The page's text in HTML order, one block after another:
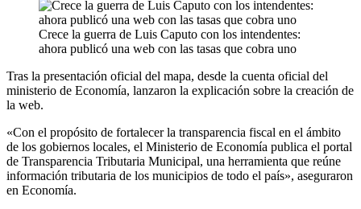
Crece la guerra de Luis Caputo con los intendentes:
ahora publicó una web con las tasas que cobra uno
Tras la presentación oficial del mapa, desde la cuenta oficial del
ministerio de Economía, lanzaron la explicación sobre la creación de
la web.
«Con el propósito de fortalecer la transparencia fiscal en el ámbito
de los gobiernos locales, el Ministerio de Economía publica el portal
de Transparencia Tributaria Municipal, una herramienta que reúne
información tributaria de los municipios de todo el país», aseguraron
en Economía.